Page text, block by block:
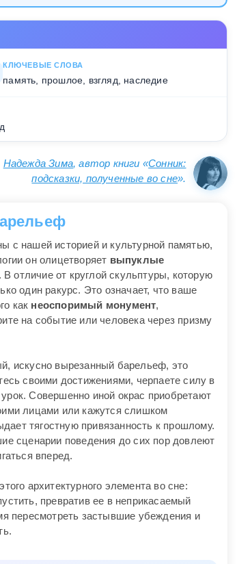
КЛЮЧЕВЫЕ СЛОВА
память, прошлое, взгляд, наследие
Надежда Зима, автор книги «Сонник:
подсказки, полученные во сне».
с нашей историей и культурной памятью,
он олицетворяет выпуклые
отличие от круглой скульптуры, которую
один ракурс. Это означает, что ваше
как неоспоримый монумент,
на событие или человека через призму
искусно вырезанный барельеф, это
своими достижениями, черпаете силу в
Совершенно иной окрас приобретают
лицами или кажутся слишком
тягостную привязанность к прошлому.
сценарии поведения до сих пор довлеют
вперед.
архитектурного элемента во сне:
превратив ее в неприкасаемый
пересмотреть застывшие убеждения и